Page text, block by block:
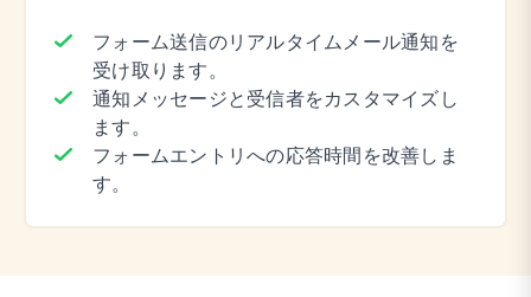
フォーム送信のリアルタイムメール通知を
受け取ります。
通知メッセージと受信者をカスタマイズし
ます。
フォームエントリへの応答時間を改善しま
す。